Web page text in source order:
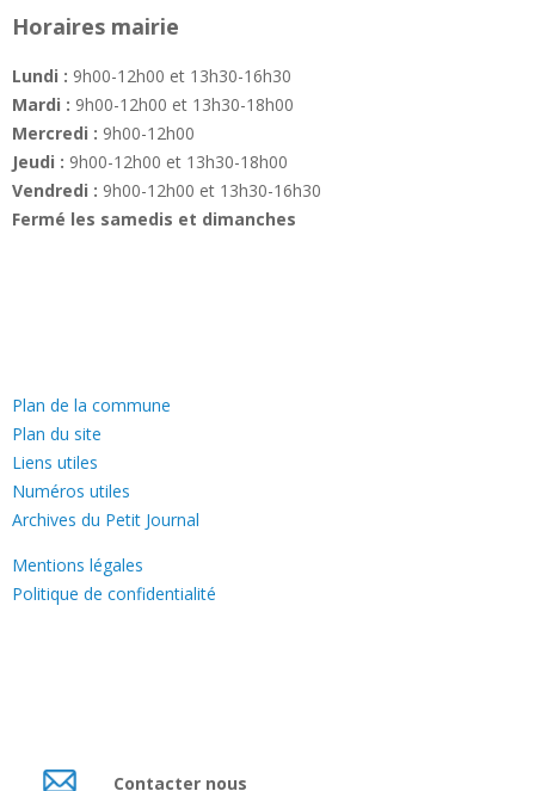
Horaires mairie
Lundi : 9h00-12h00 et 13h30-16h30
Mardi : 9h00-12h00 et 13h30-18h00
Mercredi : 9h00-12h00
Jeudi : 9h00-12h00 et 13h30-18h00
Vendredi : 9h00-12h00 et 13h30-16h30
Fermé les samedis et dimanches
Plan de la commune
Plan du site
Liens utiles
Numéros utiles
Archives du Petit Journal
Mentions légales
Politique de confidentialité
Contacter nous